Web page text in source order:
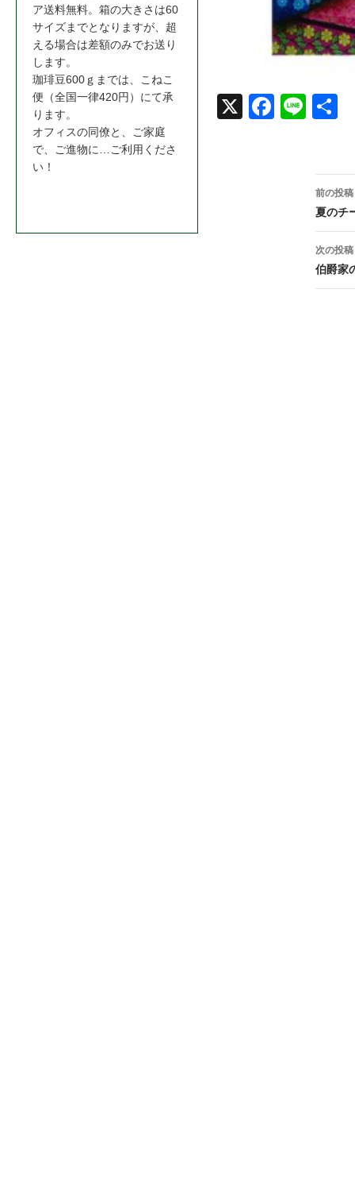
Face
Line
投
稿
ナ
ビ
前の投稿
夏のチ
次の投稿
伯爵家
ア送料無料。箱の大きさは60
サイズまでとなりますが、超
える場合は差額のみでお送り
します。
珈琲豆600ｇまでは、こねこ
便（全国一律420円）にて承
ります。
オフィスの同僚と、ご家庭
で、ご進物に…ご利用くださ
い！